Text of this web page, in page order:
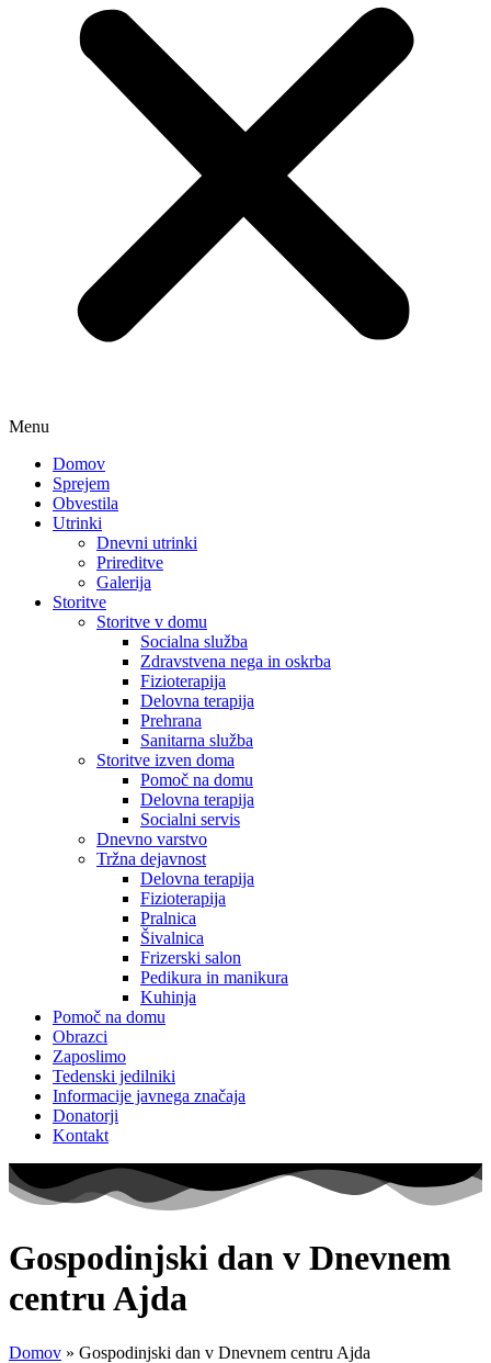
Menu
Domov
Sprejem
Obvestila
Utrinki
Dnevni utrinki
Prireditve
Galerija
Storitve
Storitve v domu
Socialna služba
Zdravstvena nega in oskrba
Fizioterapija
Delovna terapija
Prehrana
Sanitarna služba
Storitve izven doma
Pomoč na domu
Delovna terapija
Socialni servis
Dnevno varstvo
Tržna dejavnost
Delovna terapija
Fizioterapija
Pralnica
Šivalnica
Frizerski salon
Pedikura in manikura
Kuhinja
Pomoč na domu
Obrazci
Zaposlimo
Tedenski jedilniki
Informacije javnega značaja
Donatorji
Kontakt
Gospodinjski dan v Dnevnem
centru Ajda
Domov » Gospodinjski dan v Dnevnem centru Ajda